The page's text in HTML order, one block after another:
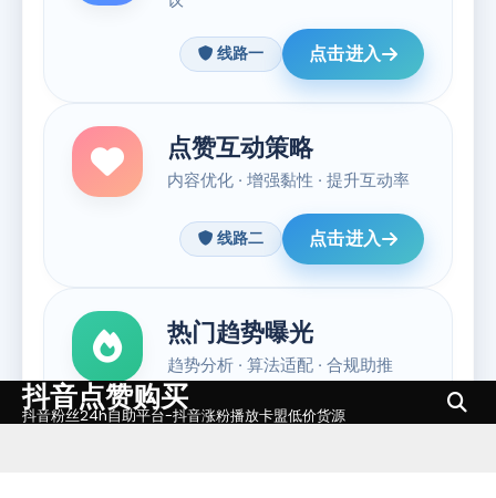
Skip
to
抖音点赞购买
抖音粉丝24h自助平台-抖音涨粉播放卡盟低价货源